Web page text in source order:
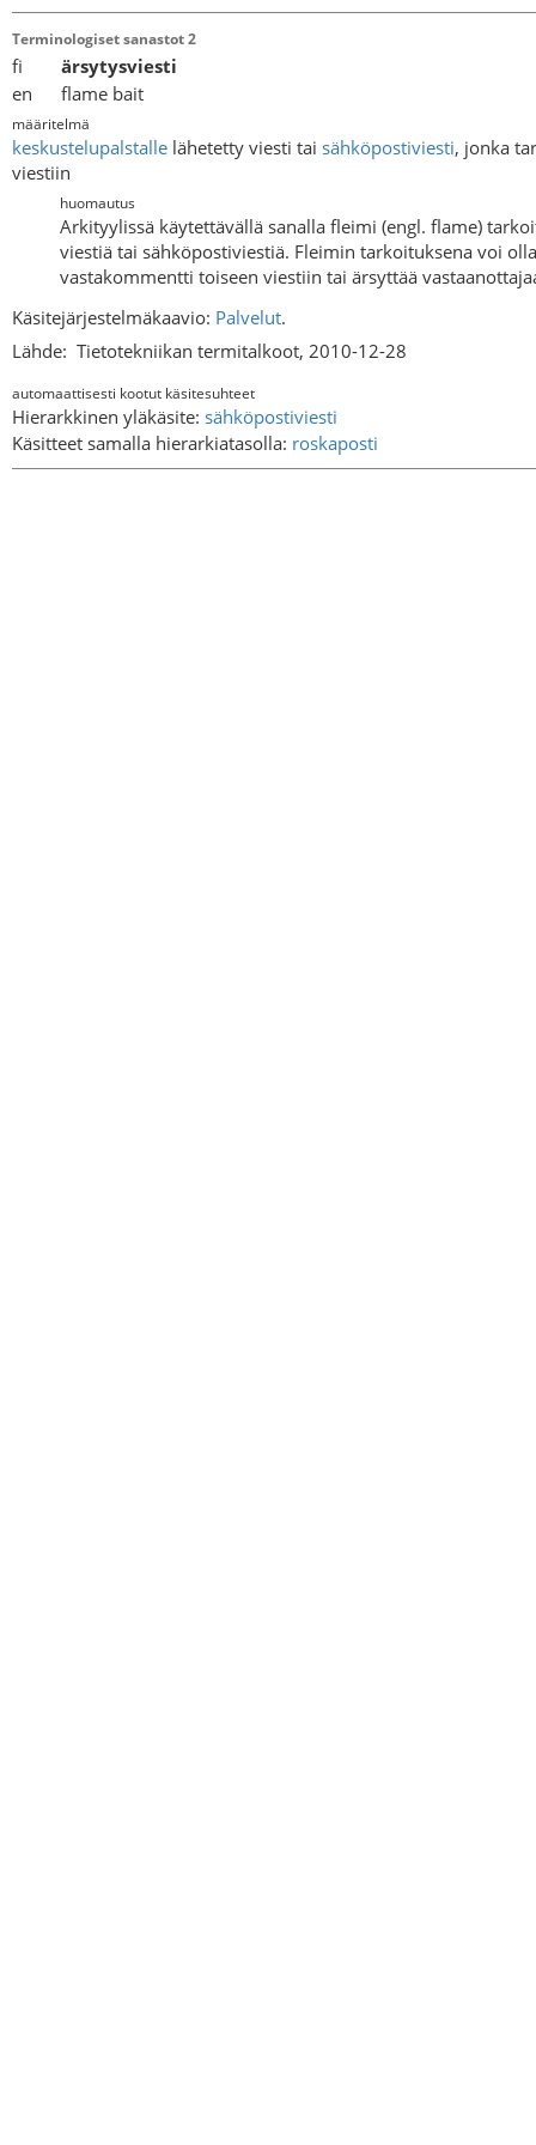
Terminologiset sanastot 2
fi ärsytysviesti
en flame bait
määritelmä
keskustelupalstalle lähetetty viesti tai sähköpostiviesti, jonka
viestiin
huomautus
Arkityylissä käytettävällä sanalla fleimi (engl. flame)
viestiä tai sähköpostiviestiä. Fleimin tarkoituksena voi
vastakommentti toiseen viestiin tai ärsyttää
Käsitejärjestelmäkaavio: Palvelut.
Lähde: Tietotekniikan termitalkoot, 2010-12-28
automaattisesti kootut käsitesuhteet
Hierarkkinen yläkäsite: sähköpostiviesti
Käsitteet samalla hierarkiatasolla: roskaposti